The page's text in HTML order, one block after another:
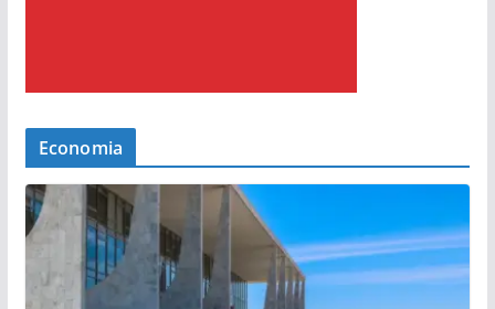
Economia